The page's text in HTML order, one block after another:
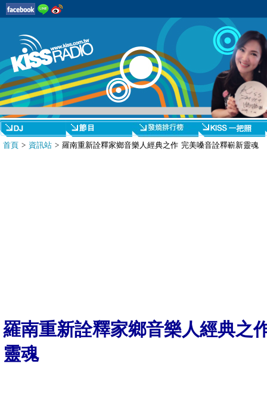
首頁 > 資訊站 > 羅南重新詮釋家鄉音樂人經典之作 完美嗓音詮釋嶄新靈魂
羅南重新詮釋家鄉音樂人經典之
靈魂